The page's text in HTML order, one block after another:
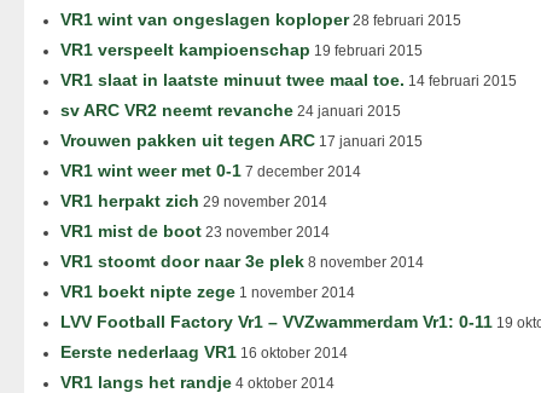
VR1 wint van ongeslagen koploper28 februari 2015
VR1 verspeelt kampioenschap 19 februari 2015
VR1 slaat in laatste minuut twee maal toe. 14 februari 2015
sv ARC VR2 neemt revanche 24 januari 2015
Vrouwen pakken uit tegen ARC 17 januari 2015
VR1 wint weer met 0-1 7 december 2014
VR1 herpakt zich 29 november 2014
VR1 mist de boot 23 november 2014
VR1 stoomt door naar 3e plek 8 november 2014
VR1 boekt nipte zege 1 november 2014
LVV Football Factory Vr1 – VVZwammerdam Vr1: 0-11 19
Eerste nederlaag VR1 16 oktober 2014
VR1 langs het randje 4 oktober 2014